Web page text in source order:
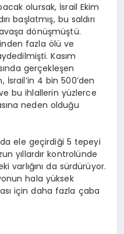
olursak, İsrail Ekim
başlatmış, bu saldırı
dönüşmüştü.
fazla ölü ve
Kasım
gerçekleşen
4 bin 500’den
bu ihlallerin yüzlerce
neden olduğu
ele geçirdiği 5 tepeyi
yıllardır kontrolünde
varlığını da sürdürüyor.
hala yüksek
için daha fazla çaba